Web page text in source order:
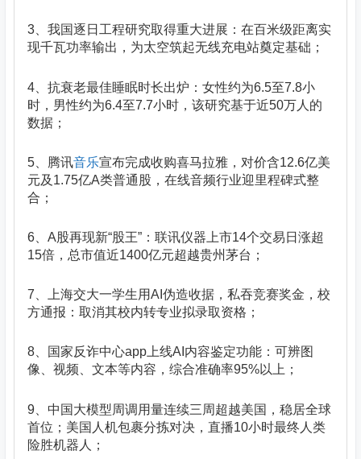
3、我国逐日工程研究取得重大进展：在百米级距离实
现千瓦功率输出，为太空筑起无线充电站奠定基础；
4、抗衰老最佳睡眠时长出炉：女性约为6.5至7.8小
时，男性约为6.4至7.7小时，该研究基于近50万人的
数据；
5、腾讯音乐宣布完成收购喜马拉雅，对价含12.6亿美
元及1.75亿A类普通股，在线音频行业迎里程碑式整
合；
6、A股再现新“股王”：联讯仪器上市14个交易日涨超
15倍，总市值近1400亿元超越贵州茅台；
7、上海交大一学生用AI伪造收据，私吞竞赛奖金，校
方通报：取消其校内转专业拟录取资格；
8、国家反诈中心app上线AI内容鉴定功能：可辨图
像、视频、文本等内容，综合准确率95%以上；
9、中国大模型周调用量连续三周超越美国，稳居全球
首位；美国人机包裹分拣对决，直播10小时最终人类
险胜机器人；